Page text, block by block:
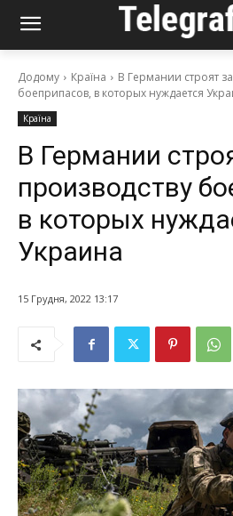
Додому Країна
В Германии строят
боеприпасов, в которых нуждается
Країна
В Германии
производству
в которых
Украина
15 Грудня, 2022 13:17